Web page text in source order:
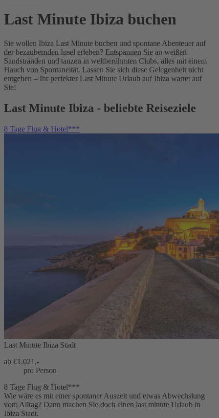
Last Minute Ibiza buchen
Sie wollen Ibiza Last Minute buchen und spontane Abenteuer auf
der bezaubernden Insel erleben? Entspannen Sie an weißen
Sandstränden und tanzen in weltberühmten Clubs, alles mit einem
Hauch von Spontaneität. Lassen Sie sich diese Gelegenheit nicht
entgehen – Ihr perfekter Last Minute Urlaub auf Ibiza wartet auf
Sie!
Last Minute Ibiza - beliebte Reiseziele
8 Tage Flug & Hotel***
Last Minute Ibiza Stadt
ab €1.021,-
pro Person
8 Tage Flug & Hotel***
Wie wäre es mit einer spontaner Auszeit und etwas Abwechslung
vom Alltag? Dann machen Sie doch einen last minute Urlaub in
Ibiza Stadt.